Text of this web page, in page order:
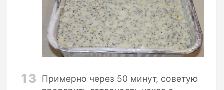
13
Примерно через 50 минут, советую